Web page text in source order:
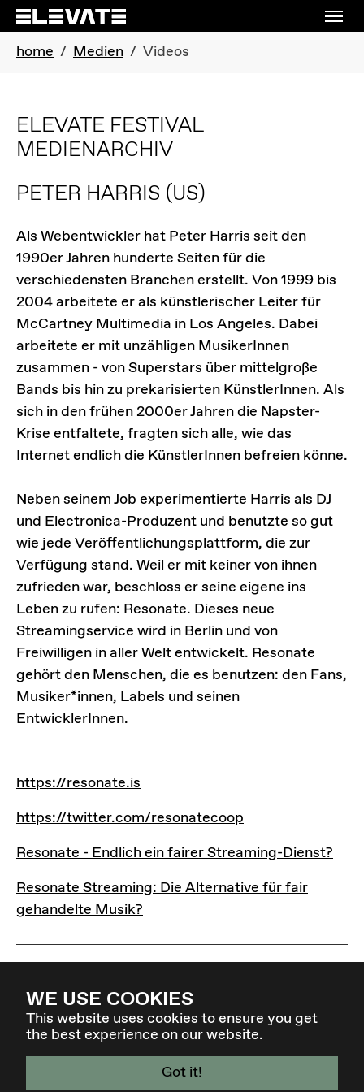
WE USE COOKIES
This website uses cookies to ensure you get
the best experience on our website.
Got it!
Skip to main navigation
Skip to main content
Skip to page footer
You are here:
home Medien Videos
ELEVATE FESTIVAL
MEDIENARCHIV
PETER HARRIS (US)
Als Webentwickler hat Peter Harris seit den
1990er Jahren hunderte Seiten für die
verschiedensten Branchen erstellt. Von 1999 bis
2004 arbeitete er als künstlerischer Leiter für
McCartney Multimedia in Los Angeles. Dabei
arbeitete er mit unzähligen MusikerInnen
zusammen - von Superstars über mittelgroße
Bands bis hin zu prekarisierten KünstlerInnen. Als
sich in den frühen 2000er Jahren die Napster-
Krise entfaltete, fragten sich alle, wie das
Internet endlich die KünstlerInnen befreien könne.
Neben seinem Job experimentierte Harris als DJ
und Electronica-Produzent und benutzte so gut
wie jede Veröffentlichungsplattform, die zur
Verfügung stand. Weil er mit keiner von ihnen
zufrieden war, beschloss er seine eigene ins
Leben zu rufen: Resonate. Dieses neue
Streamingservice wird in Berlin und von
Freiwilligen in aller Welt entwickelt. Resonate
gehört den Menschen, die es benutzen: den Fans,
Musiker*innen, Labels und seinen
EntwicklerInnen.
LINKS
https://resonate.is
https://resonate.is
https://twitter.com/resonatecoop
https://twitter.com/resonatecoop
Resonate - Endlich ein fairer Streaming-Dienst?
Resonate - Endlich ein fairer Streaming-Dienst?
Resonate Streaming: Die Alternative für fair
Resonate Streaming: Die Alternative für fair
gehandelte Musik?